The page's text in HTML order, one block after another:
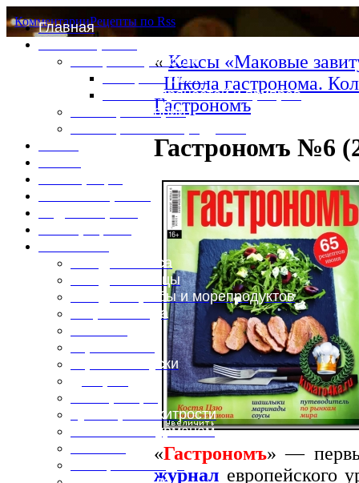
Главная
Специи и пряности
Специи и диета
Каталог пряностей и приправ
Таблица калорий
Блюда из мяса
Блюда из птицы
Блюда из рыбы и морепродуктов
Вторые блюда
Горячие закуски
Кулинарные хитрости
Маленьким гурманам
Овощные блюда
КомментарииРецепты по Rss
«Кексы «Маковые
Школа гастронома.
Гастрономъ
Гастрономъ №6
«Гастрономъ» —
журнал европейского